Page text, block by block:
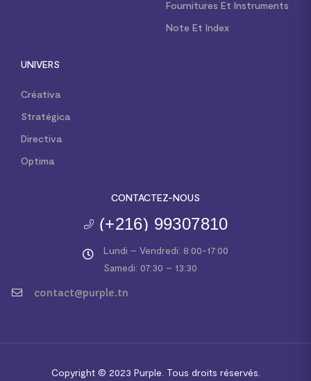
Fournitures Et Instruments
Note Et Index
UNIVERS
Créativa
Stratégica
Directiva
Optima
CONTACTEZ-NOUS
(+216) 99307810
Lundi – Vendredi: 8:00-17:00
Samedi: 07:30 – 13:30
contact@purple.tn
Copyright © 2023 Purple. Tous droits réservés.